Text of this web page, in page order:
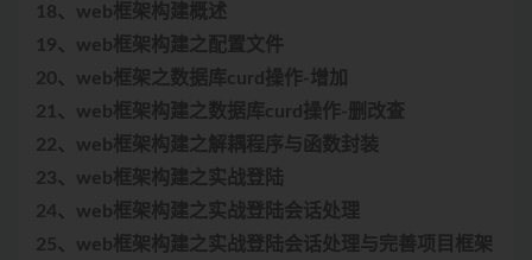
18、web框架构建概述
19、web框架构建之配置文件
20、web框架之数据库curd操作-增加
21、web框架构建之数据库curd操作-删改查
22、web框架构建之解耦程序与函数封装
23、web框架构建之实战登陆
24、web框架构建之实战登陆会话处理
25、web框架构建之实战登陆会话处理与完善项目框架